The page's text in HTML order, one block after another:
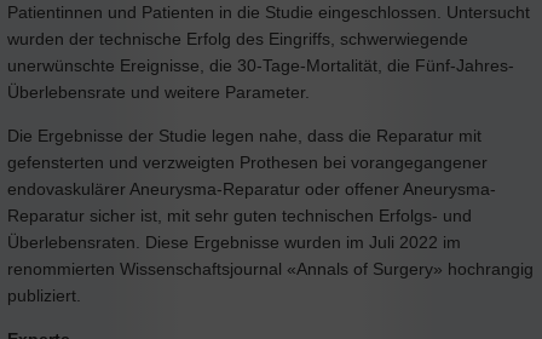
Patientinnen und Patienten in die Studie eingeschlossen. Untersucht
wurden der technische Erfolg des Eingriffs, schwerwiegende
unerwünschte Ereignisse, die 30-Tage-Mortalität, die Fünf-Jahres-
Überlebensrate und weitere Parameter.
Die Ergebnisse der Studie legen nahe, dass die Reparatur mit
gefensterten und verzweigten Prothesen bei vorangegangener
endovaskulärer Aneurysma-Reparatur oder offener Aneurysma-
Reparatur sicher ist, mit sehr guten technischen Erfolgs- und
Überlebensraten. Diese Ergebnisse wurden im Juli 2022 im
renommierten Wissenschaftsjournal «Annals of Surgery» hochrangig
publiziert.